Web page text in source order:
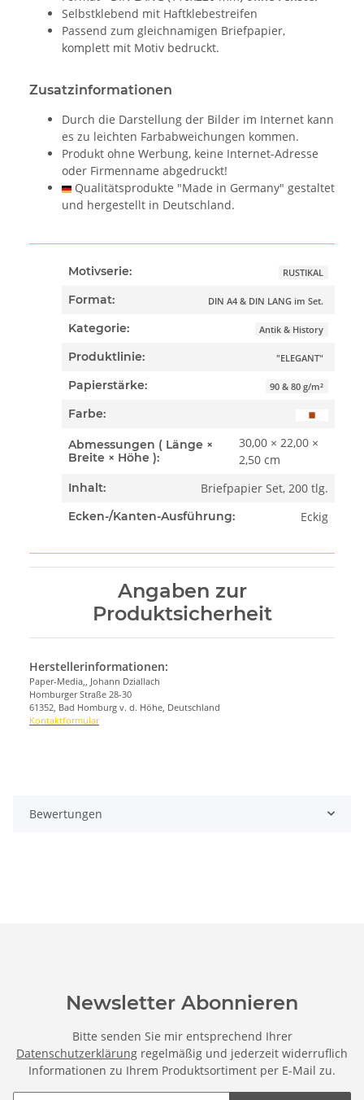
Selbstklebend mit Haftklebestreifen
Passend zum gleichnamigen Briefpapier,
komplett mit Motiv bedruckt.
Zusatzinformationen
Durch die Darstellung der Bilder im Internet kann
es zu leichten Farbabweichungen kommen.
Produkt ohne Werbung, keine Internet-Adresse
oder Firmenname abgedruckt!
Qualitätsprodukte "Made in Germany" gestaltet
und hergestellt in Deutschland.
Motivserie: RUSTIKAL
Format: DIN A4 & DIN LANG im Set.
Kategorie: Antik & History
Produktlinie: "ELEGANT"
Papierstärke: 90 & 80 g/m²
Farbe:
Abmessungen ( Länge ×
Breite × Höhe ):
30,00 × 22,00 ×
2,50 cm
Inhalt: Briefpapier Set, 200 tlg.
Ecken-/Kanten-Ausführung: Eckig
Angaben zur
Produktsicherheit
Herstellerinformationen:
Paper-Media,, Johann Dziallach
Homburger Straße 28-30
61352, Bad Homburg v. d. Höhe, Deutschland
Kontaktformular
Bewertungen
Newsletter Abonnieren
Bitte senden Sie mir entsprechend Ihrer
Datenschutzerklärung regelmäßig und jederzeit widerruflich
Informationen zu Ihrem Produktsortiment per E-Mail zu.